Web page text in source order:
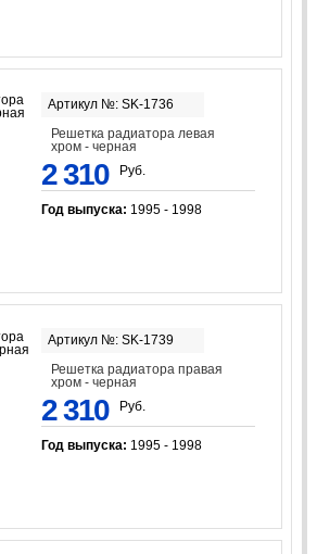
Артикул №: SK-1736
Решетка радиатора левая
хром - черная
2 310 Руб.
Год выпуска: 1995 - 1998
Артикул №: SK-1739
Решетка радиатора правая
хром - черная
2 310 Руб.
Год выпуска: 1995 - 1998